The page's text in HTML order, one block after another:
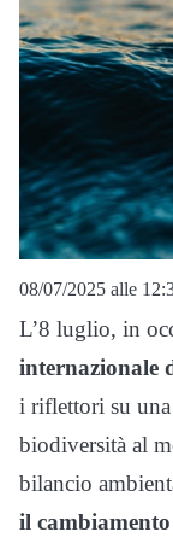
08/07/2025 alle
L’8 luglio, in
internazionale
i riflettori su
biodiversità al
bilancio
il